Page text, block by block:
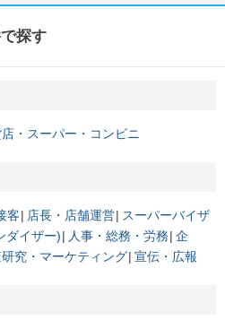
探す
・スーパー・コンビニ
客 店長・店舗運営 スーパーバイザ
ダイザー) 人事・総務・労務 企
究・マーケティング 宣伝・広報